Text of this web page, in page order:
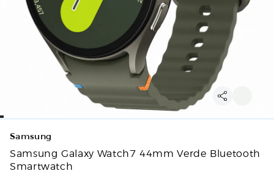
Samsung
Samsung Galaxy Watch7 44mm Verde Bluetooth
Smartwatch